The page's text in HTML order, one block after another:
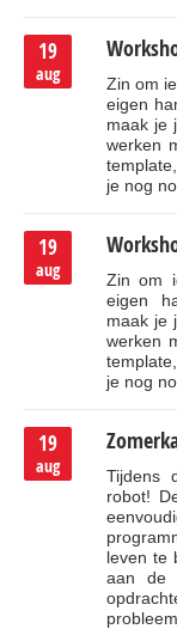
Zin om
eigen
maak je
werken
je nog
19
aug
Zin om
eigen
maak je
werken
je nog
19
aug
Tijdens
robot!
leven te
aan de
19
aug